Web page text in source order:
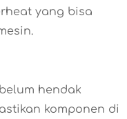
yang bisa
hendak
komponen di